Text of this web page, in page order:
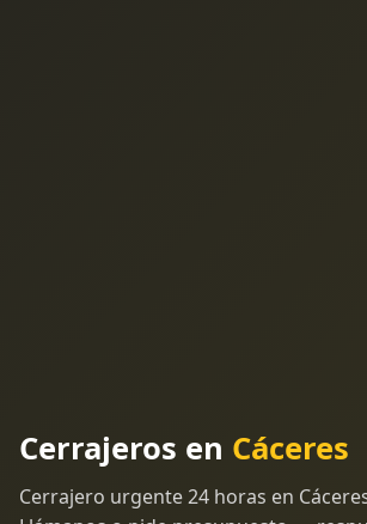
Cerrajeros en Cáceres
Cerrajero urgente 24 horas en